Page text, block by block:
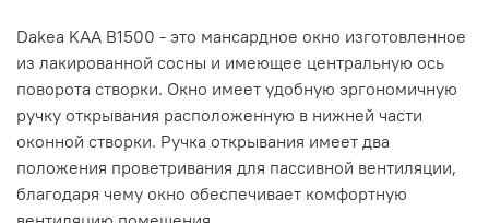
Dakea KAA B1500 - это мансардное окно изготовленное
из лакированной сосны и имеющее центральную ось
поворота створки. Окно имеет удобную эргономичную
ручку открывания расположенную в нижней части
оконной створки. Ручка открывания имеет два
положения проветривания для пассивной вентиляции,
благодаря чему окно обеспечивает комфортную